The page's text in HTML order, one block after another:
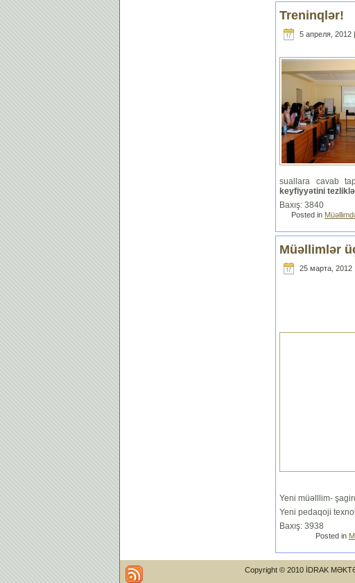
Treninqlər!
5 апреля, 2012
suallara cavab
keyfiyyətini
Baxış: 3840
Posted in
Müəllimlər
25 марта, 2012
Yeni müəlllim-
Yeni pedaqoji
Baxış: 3938
Posted in
Copyright © 2010 İDRAK